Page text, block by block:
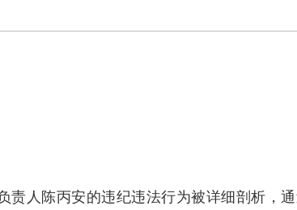
责人陈丙安的违纪违法行为被详细剖析，